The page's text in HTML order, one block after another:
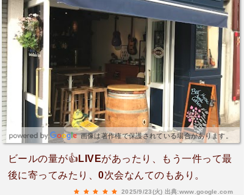
画像は著作権で保護されている場合があります。
ビールの量が👍LIVEがあったり、もう一件って最
後に寄ってみたり、0次会なんてのもあり。
2025/9/23(火) 出典:www.google.com